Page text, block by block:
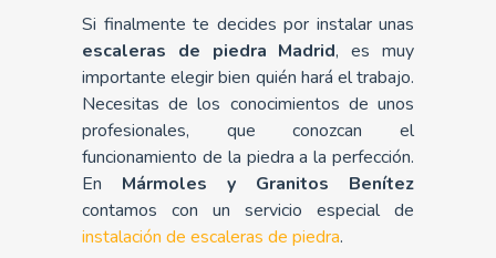
Si finalmente te decides por instalar unas
escaleras de piedra Madrid, es muy
importante elegir bien quién hará el trabajo.
Necesitas de los conocimientos de unos
profesionales, que conozcan el
funcionamiento de la piedra a la perfección.
En Mármoles y Granitos Benítez
contamos con un servicio especial de
instalación de escaleras de piedra.